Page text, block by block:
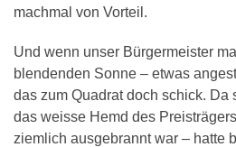
machmal von Vorteil.
Und wenn unser Bürgermeister
blendenden Sonne – etwas
das zum Quadrat doch schick. Da
das weisse Hemd des
ziemlich ausgebrannt war – hatte